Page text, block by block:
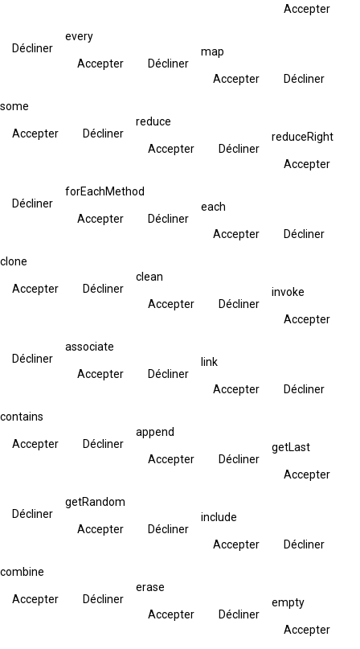
Accepter
Décliner
every
Accepter Décliner
map
Accepter Décliner
some
Accepter Décliner
reduce
Accepter Décliner
reduceRight
Accepter
Décliner
forEachMethod
Accepter Décliner
each
Accepter Décliner
clone
Accepter Décliner
clean
Accepter Décliner
invoke
Accepter
Décliner
associate
Accepter Décliner
link
Accepter Décliner
contains
Accepter Décliner
append
Accepter Décliner
getLast
Accepter
Décliner
getRandom
Accepter Décliner
include
Accepter Décliner
combine
Accepter Décliner
erase
Accepter Décliner
empty
Accepter